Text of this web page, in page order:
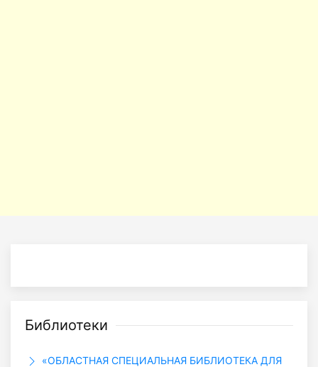
Библиотеки
«ОБЛАСТНАЯ СПЕЦИАЛЬНАЯ БИБЛИОТЕКА ДЛЯ